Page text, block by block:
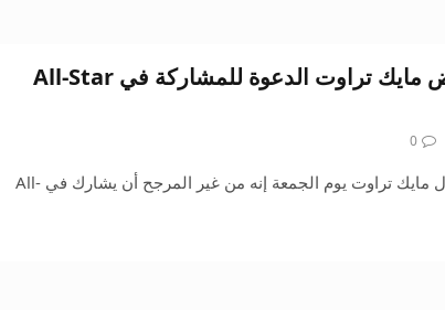
من المحتمل أن يرفض مايك تراوت الدعوة للمشاركة في All-Star
0
أنهايم ، كاليفورنيا (AP) – قال مايك تراوت يوم الجمعة إنه من غير المرجح أن يشارك في All-